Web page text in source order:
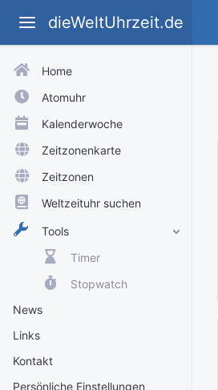
dieWeltUhrzeit.de
Home
Atomuhr
Kalenderwoche
Zeitzonenkarte
Zeitzonen
Weltzeituhr suchen
Tools
Timer
Stopwatch
News
Links
Kontakt
Persönliche Einstellungen